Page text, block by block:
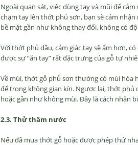
Ngoài quan sát, việc dùng tay và mũi để
chạm tay lên thớt phủ sơn, bạn sẽ cảm
bề mặt gần như không thay đổi, không có
Với thớt phủ dầu, cảm giác tay sẽ ấm hơn,
được sự “ăn tay” rất đặc trưng của gỗ tự
Về mùi, thớt gỗ phủ sơn thường có mùi hóa
để trong không gian kín. Ngược lại, thớt
hoặc gần như không mùi. Đây là cách nhận
2.3. Thử thấm nước
Nếu đã mua thớt gỗ hoặc được phép thử